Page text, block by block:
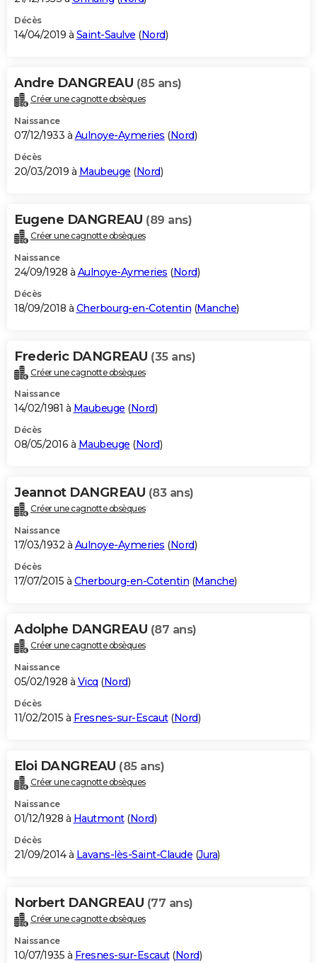
Décès
14/04/2019 à Saint-Saulve (Nord)
Andre DANGREAU (85 ans)
Créer une cagnotte obsèques
Naissance
07/12/1933 à Aulnoye-Aymeries (Nord)
Décès
20/03/2019 à Maubeuge (Nord)
Eugene DANGREAU (89 ans)
Créer une cagnotte obsèques
Naissance
24/09/1928 à Aulnoye-Aymeries (Nord)
Décès
18/09/2018 à Cherbourg-en-Cotentin (Manche)
Frederic DANGREAU (35 ans)
Créer une cagnotte obsèques
Naissance
14/02/1981 à Maubeuge (Nord)
Décès
08/05/2016 à Maubeuge (Nord)
Jeannot DANGREAU (83 ans)
Créer une cagnotte obsèques
Naissance
17/03/1932 à Aulnoye-Aymeries (Nord)
Décès
17/07/2015 à Cherbourg-en-Cotentin (Manche)
Adolphe DANGREAU (87 ans)
Créer une cagnotte obsèques
Naissance
05/02/1928 à Vicq (Nord)
Décès
11/02/2015 à Fresnes-sur-Escaut(Nord)
Eloi DANGREAU (85 ans)
Créer une cagnotte obsèques
Naissance
01/12/1928 à Hautmont(Nord)
Décès
21/09/2014 à Lavans-lès-Saint-Claude (Jura)
Norbert DANGREAU (77 ans)
Créer une cagnotte obsèques
Naissance
10/07/1935 à Fresnes-sur-Escaut(Nord)